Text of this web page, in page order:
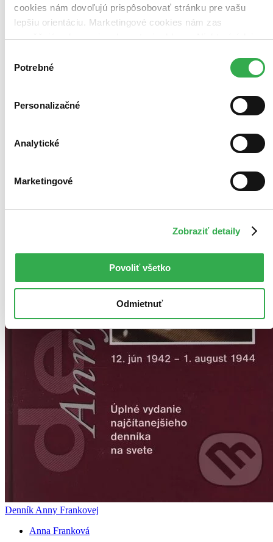
cookies nám dovoľujú prispôsobovať stránku pre vašu
lepšiu orientáciu. Marketingové cookies nám zas
umožňujú zobrazenie relevantnej reklamy. Niektoré údaje
keby sme mohli používať všetky tieto cookies. Ďakujeme!
súhlasu
Potrebné
Personalizačné
Analytické
Marketingové
Zobraziť detaily
Povoliť všetko
Odmietnuť
vypršala. Nemôžeme ho už bohužiaľ predávať :-(
Pridať do zoznamu
Denník Anny Frankovej
Anna Franková